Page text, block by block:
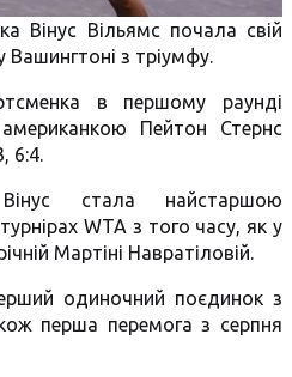
Вінус Вільямс почала свій
Вашингтоні з тріумфу.
в першому раунді
Пейтон Стернс
6:4.
стала найстаршою
WTA з того часу, як у
Мартіні Навратіловій.
одиночний поєдинок з
перша перемога з серпня